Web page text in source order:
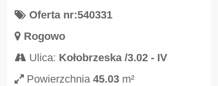
Oferta nr:540331
Rogowo
Ulica: Kołobrzeska /3.02 - IV
Powierzchnia 45.03 m²